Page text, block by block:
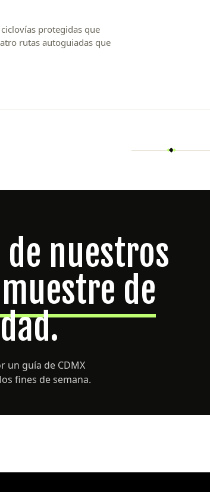
protegidas que
rutas autoguiadas que
de nuestros
de
un guía de CDMX
fines de semana.